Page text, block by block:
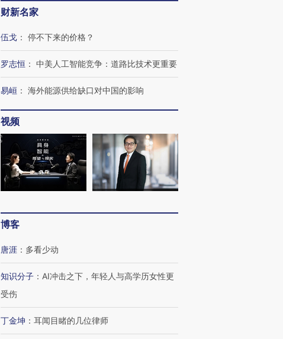
财新名家
伍戈 ： 停不下来的价格？
罗志恒 ： 中美人工智能竞争：道路比技术更重要
易峘 ： 海外能源供给缺口对中国的影响
视频
博客
唐涯 ： 多看少动
知识分子 ： AI冲击之下，年轻人与高学历女性更
受伤
丁金坤 ： 耳闻目睹的几位律师